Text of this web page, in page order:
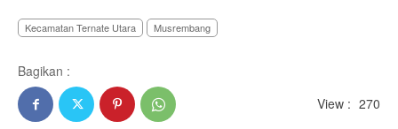
Kecamatan Ternate Utara Musrembang
Bagikan :
View : 270